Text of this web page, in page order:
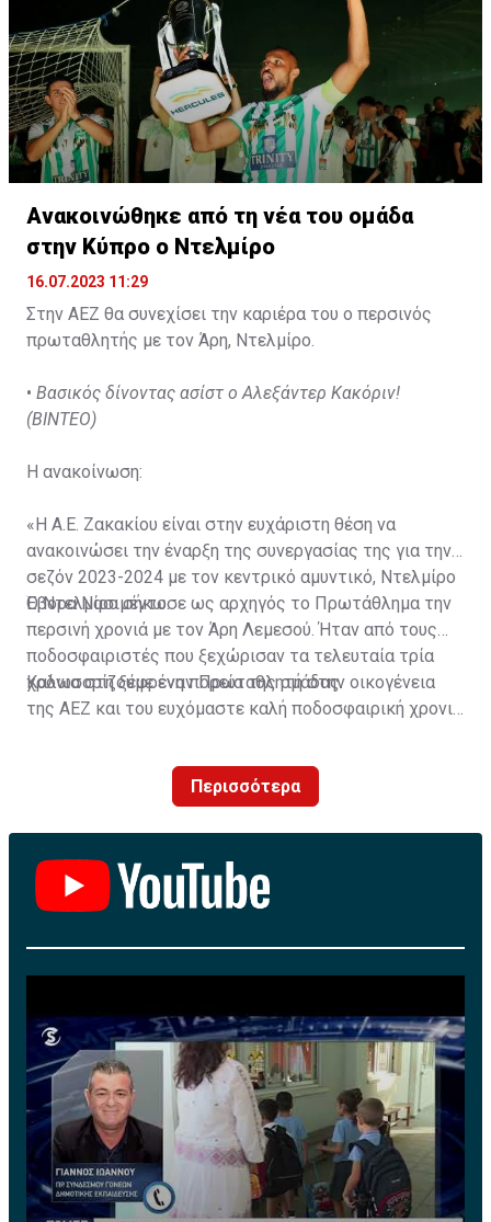
Ανακοινώθηκε από τη νέα του ομάδα
στην Κύπρο ο Ντελμίρο
16.07.2023 11:29
Στην ΑΕΖ θα συνεχίσει την καριέρα του ο περσινός
πρωταθλητής με τον Άρη, Ντελμίρο.
• Βασικός δίνοντας ασίστ ο Αλεξάντερ Κακόριν!
(ΒΙΝΤΕΟ)
Η ανακοίνωση:
«Η Α.Ε. Ζακακίου είναι στην ευχάριστη θέση να
ανακοινώσει την έναρξη της συνεργασίας της για την
σεζόν 2023-2024 με τον κεντρικό αμυντικό, Ντελμίρο
Έβορα Νασιμέντο.
Ο Ντελμίρο σήκωσε ως αρχηγός το Πρωτάθλημα την
περσινή χρονιά με τον Άρη Λεμεσού. Ήταν από τους
ποδοσφαιριστές που ξεχώρισαν τα τελευταία τρία
χρόνια στη ξέφρενη πορεία της ομάδας.
Καλωσορίζουμε έναν Πρωταθλητή στην οικογένεια
της ΑΕΖ και του ευχόμαστε καλή ποδοσφαιρική χρονιά
Περισσότερα